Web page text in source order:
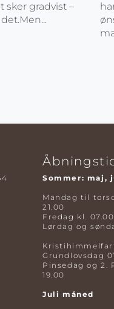
sker gradvist –
Sommer: maj,
Mandag til
21.00
Fredag kl. 07.00
Lørdag og
Grundlovsdag
Pinsedag og 2.
19.00
Juli måned